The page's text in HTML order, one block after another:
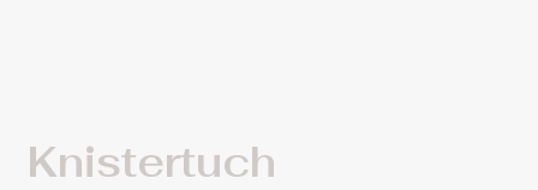
Knistertuch